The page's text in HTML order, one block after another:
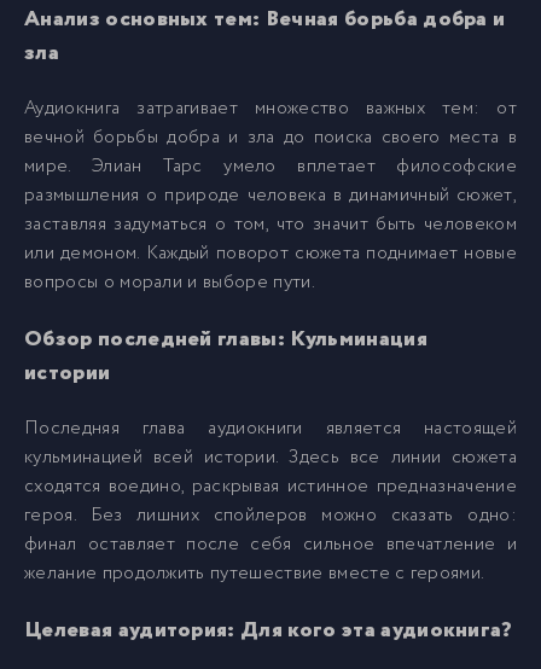
20 020
Анализ основных тем: Вечная борьба добра и
зла
Аудиокнига затрагивает множество важных тем: от
вечной борьбы добра и зла до поиска своего места в
мире. Элиан Тарс умело вплетает философские
размышления о природе человека в динамичный сюжет,
заставляя задуматься о том, что значит быть человеком
или демоном. Каждый поворот сюжета поднимает новые
вопросы о морали и выборе пути.
Обзор последней главы: Кульминация
истории
Последняя глава аудиокниги является настоящей
кульминацией всей истории. Здесь все линии сюжета
сходятся воедино, раскрывая истинное предназначение
героя. Без лишних спойлеров можно сказать одно:
финал оставляет после себя сильное впечатление и
желание продолжить путешествие вместе с героями.
Целевая аудитория: Для кого эта аудиокнига?